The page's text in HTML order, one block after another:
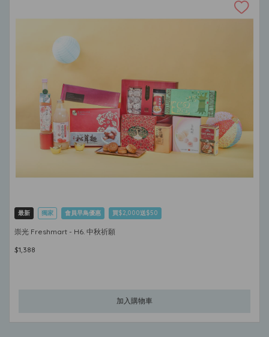
最新 獨家 會員早鳥優惠 買$2,000送$50
崇光 Freshmart - H6. 中秋祈願
$1,388
加入購物車